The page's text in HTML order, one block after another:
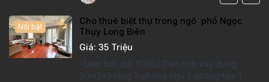
Nổi bật
Cho thuê biệt thự trong ngõ phố Ngọc
Thụy Long Biên
Giá: 35 Triệu
Diện tích đất 100m2 Diện tích xây dựng
90m2x3 tầng 3 phòng ngủ 3 phòng tắm 1